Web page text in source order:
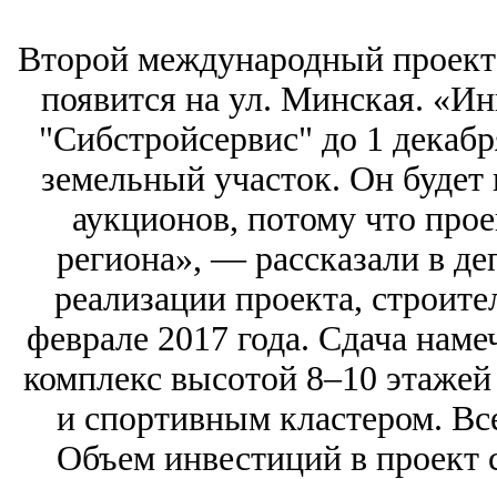
Второй международный
появится на ул. Минская.
"Сибстройсервис" до 1
земельный участок. Он
аукционов, потому что
региона», — рассказали в
реализации проекта,
феврале 2017 года. Сдача
комплекс высотой 8–10
и спортивным кластером.
Объем инвестиций в проект